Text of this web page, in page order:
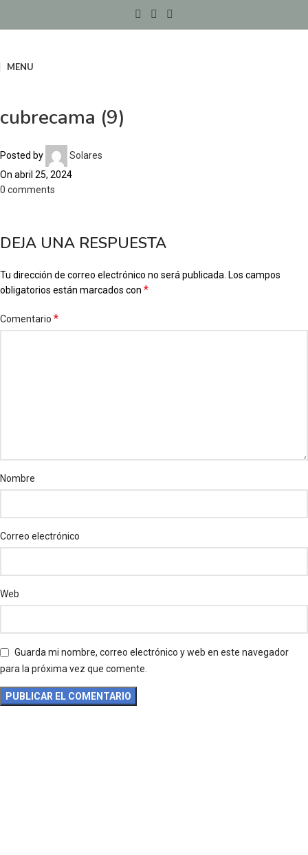
MENU
cubrecama (9)
Posted by
Solares
On abril 25, 2024
0 comments
DEJA UNA RESPUESTA
Tu dirección de correo electrónico no será publicada. Los campos
obligatorios están marcados con *
Comentario *
Nombre
Correo electrónico
Web
Guarda mi nombre, correo electrónico y web en este navegador
para la próxima vez que comente.